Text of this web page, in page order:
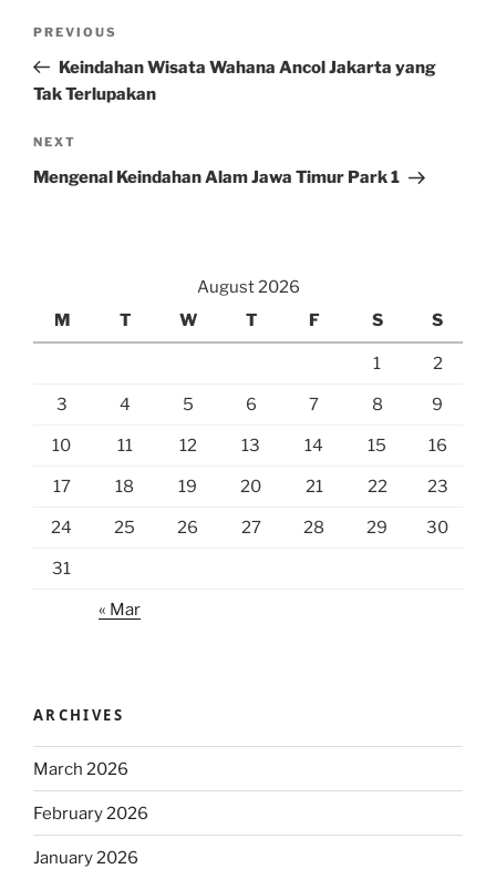
Previous
Post
PREVIOUS
Keindahan Wisata Wahana Ancol Jakarta yang
Tak Terlupakan
Next
Post
NEXT
Mengenal Keindahan Alam Jawa Timur Park 1
August 2026
M
T W T F S S
1 2
3 4 5 6 7 8 9
10 11 12 13 14 15 16
17 18 19 20 21 22 23
24 25 26 27 28 29 30
31
« Mar
ARCHIVES
March 2026
February 2026
January 2026